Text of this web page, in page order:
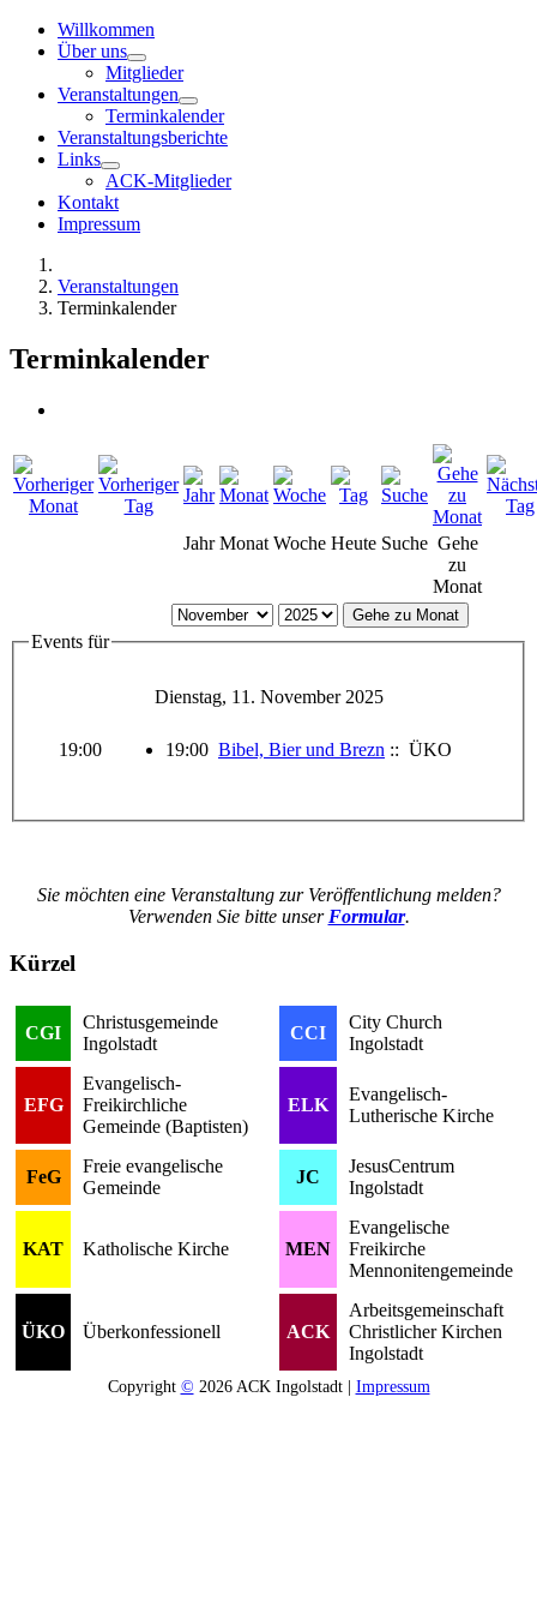
Willkommen
Über uns
Mitglieder
Veranstaltungen
Terminkalender
Veranstaltungsberichte
Links
ACK-Mitglieder
Kontakt
Impressum
Veranstaltungen
Terminkalender
Terminkalender
Jahr Monat Woche Heute Suche Gehe
zu
Monat
Gehe zu Monat
Events für
Dienstag, 11. November 2025
19:00 19:00 Bibel, Bier und Brezn :: ÜKO
Sie möchten eine Veranstaltung zur Veröffentlichung melden?
Verwenden Sie bitte unserFormular.
Kürzel
CGI
Christusgemeinde
Ingolstadt
CCI
City Church
Ingolstadt
EFG
Evangelisch-
Freikirchliche
Gemeinde (Baptisten)
ELK
Evangelisch-
Lutherische Kirche
FeG
Freie evangelische
Gemeinde
JC
JesusCentrum
Ingolstadt
KAT Katholische Kirche MEN
Evangelische
Freikirche
Mennonitengemeinde
ÜKO Überkonfessionell ACK
Arbeitsgemeinschaft
Christlicher Kirchen
Ingolstadt
Copyright © 2026 ACK Ingolstadt | Impressum